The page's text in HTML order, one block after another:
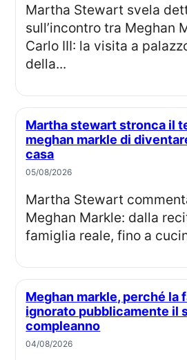
Martha Stewart svela dettagli
sull’incontro tra Meghan
Carlo III: la visita a
della...
Martha stewart stronca il tentativo di
meghan markle di
casa
05/08/2026
Martha Stewart commenta il percorso di
Meghan Markle: dalla
famiglia reale, fino a
Meghan markle, perché la famiglia reale ha
ignorato pubblicamente il
compleanno
04/08/2026